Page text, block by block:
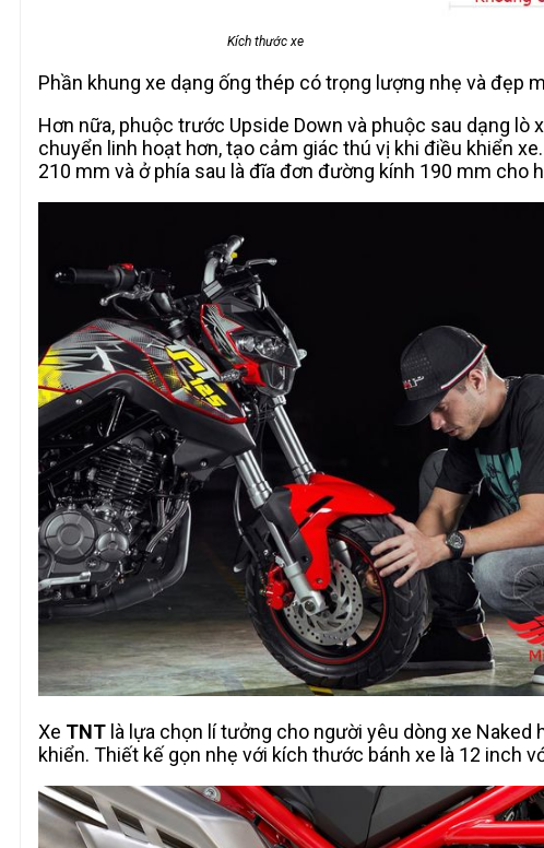
Kích thước xe
Phần khung xe dạng ống thép có trọng lượng nhẹ và đẹp
Hơn nữa, phuộc trước Upside Down và phuộc sau dạng
chuyển linh hoạt hơn, tạo cảm giác thú vị khi điều khiển
210 mm và ở phía sau là đĩa đơn đường kính 190 mm cho
Xe TNT là lựa chọn lí tưởng cho người yêu dòng xe
khiển. Thiết kế gọn nhẹ với kích thước bánh xe là 12 inch